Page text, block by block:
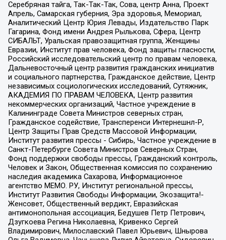
Серебряная тайга, Так-Так-Так, Сова, центр Анна, Проект
Апрель, Самарская губерния, Эра здоровья, Мемориал,
Аналитический Центр Юрия Левады, Издательство Парк
Гагарина, Фонд имени Андрея Рылькова, Сфера, Центр
СИБАЛЬТ, Уральская правозащитная группа, Женщины
Евразии, Институт прав человека, Фонд защиты гласности,
Российский исследовательский центр по правам человека,
Дальневосточный центр развития гражданских инициатив
и социального партнерства, Гражданское действие, Центр
независимых социологических исследований, Сутяжник,
АКАДЕМИЯ ПО ПРАВАМ ЧЕЛОВЕКА, Центр развития
некоммерческих организаций, Частное учреждение в
Калининграде Совета Министров северных стран,
Гражданское содействие, Трансперенси Интернешнл-Р,
Центр Защиты Прав Средств Массовой Информации,
Институт развития прессы - Сибирь, Частное учреждение в
Санкт-Петербурге Совета Министров Северных Стран,
Фонд поддержки свободы прессы, Гражданский контроль,
Человек и Закон, Общественная комиссия по сохранению
наследия академика Сахарова, Информационное
агентство МЕМО. РУ, Институт региональной прессы,
Институт Развития Свободы Информации, Экозащита!-
Женсовет, Общественный вердикт, Евразийская
антимонопольная ассоциация, Бедушев Петр Петрович,
Дзугкоева Регина Николаевна, Кривенко Сергей
Владимирович, Милославский Павел Юрьевич, Шнырова